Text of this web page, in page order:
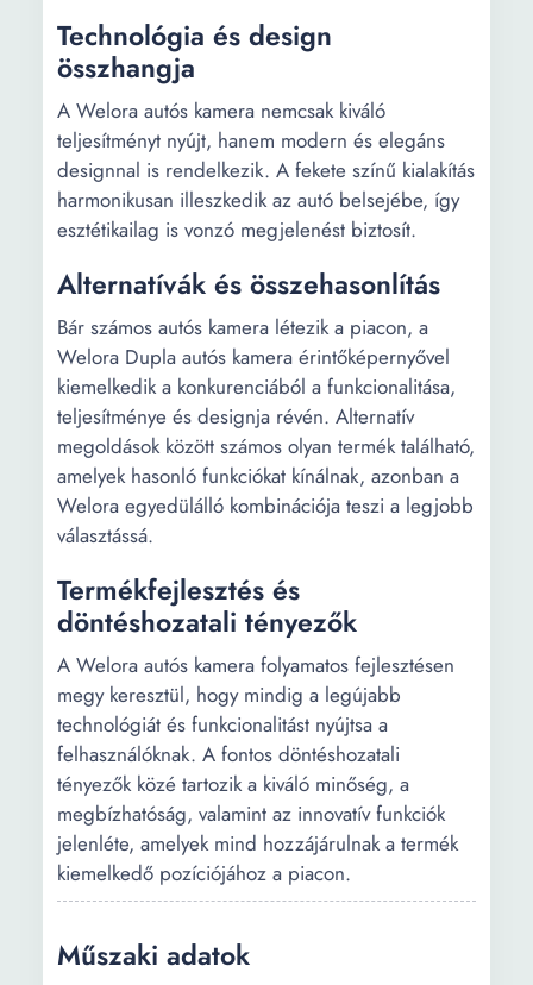
Technológia és design
összhangja
A Welora autós kamera nemcsak kiváló
teljesítményt nyújt, hanem modern és elegáns
designnal is rendelkezik. A fekete színű kialakítás
harmonikusan illeszkedik az autó belsejébe, így
esztétikailag is vonzó megjelenést biztosít.
Alternatívák és összehasonlítás
Bár számos autós kamera létezik a piacon, a
Welora Dupla autós kamera érintőképernyővel
kiemelkedik a konkurenciából a funkcionalitása,
teljesítménye és designja révén. Alternatív
megoldások között számos olyan termék található,
amelyek hasonló funkciókat kínálnak, azonban a
Welora egyedülálló kombinációja teszi a legjobb
választássá.
Termékfejlesztés és
döntéshozatali tényezők
A Welora autós kamera folyamatos fejlesztésen
megy keresztül, hogy mindig a legújabb
technológiát és funkcionalitást nyújtsa a
felhasználóknak. A fontos döntéshozatali
tényezők közé tartozik a kiváló minőség, a
megbízhatóság, valamint az innovatív funkciók
jelenléte, amelyek mind hozzájárulnak a termék
kiemelkedő pozíciójához a piacon.
Műszaki adatok